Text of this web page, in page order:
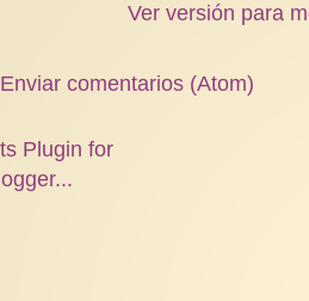
Ver versión para
Enviar comentarios (Atom)